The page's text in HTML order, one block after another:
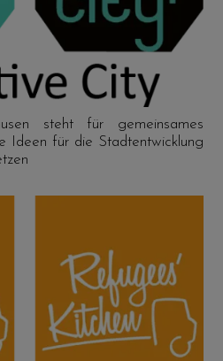
steht für gemeinsames
Ideen für die Stadtentwicklung